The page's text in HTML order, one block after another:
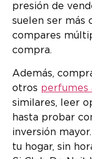
presión de
suelen ser más
compares
compra.
Además,
otros perfumes
similares, leer
hasta probar
inversión
tu hogar, sin